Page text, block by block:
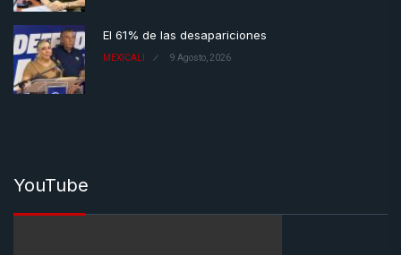
El 61% de las desapariciones
MEXICALI 9 Agosto, 2026
YouTube